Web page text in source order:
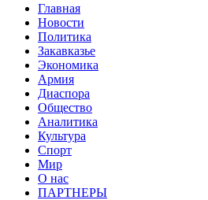
Главная
Новости
Политика
Закавказье
Экономика
Армия
Диаспора
Общество
Аналитика
Культура
Спорт
Мир
О нас
ПАРТНЕРЫ